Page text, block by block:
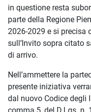
in questione resta
parte della Regione
2026-2029 e si precisa
sull’Invito sopra citato
di arrivo.
Nell’ammettere la
presente iniziativa
dal nuovo Codice degli